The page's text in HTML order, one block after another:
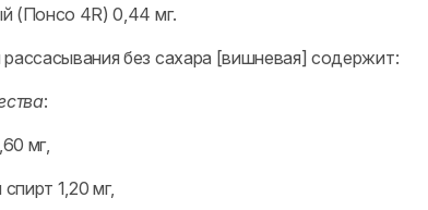
(Понсо 4R) 0,44 мг.
без сахара [вишневая] содержит:
:
мг,
1,20 мг,